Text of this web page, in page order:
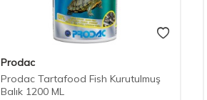
Prodac
Prodac Tartafood Fish Kurutulmuş
Balık 1200 ML